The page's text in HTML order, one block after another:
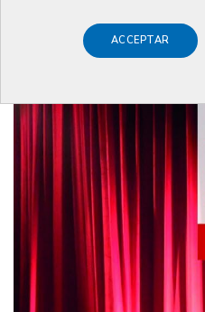
ACCEPTAR